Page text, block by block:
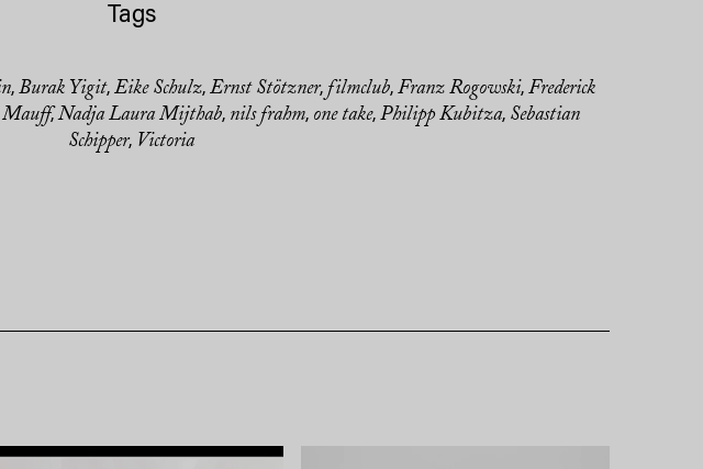
Tags
, Burak Yigit, Eike Schulz, Ernst Stötzner, filmclub, Franz Rogowski, Frederick
,Nadja Laura Mijthab, nils frahm, one take, Philipp Kubitza, Sebastian
Schipper, Victoria